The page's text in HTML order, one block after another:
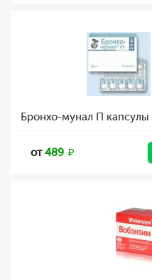
Бронхо-мунал П капсулы
от489